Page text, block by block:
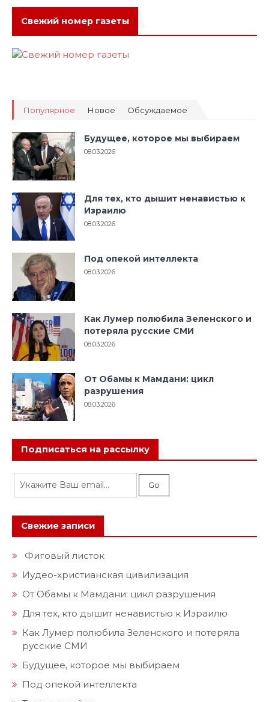
Свежий номер газеты
Популярное Новое Обсуждаемое
Будущее, которое мы выбираем
08.03.2026
Для тех, кто дышит ненавистью к
Израилю
08.03.2026
Под опекой интеллекта
08.03.2026
Как Лумер полюбила Зеленского и
потеряла русские СМИ
08.03.2026
От Обамы к Мамдани: цикл
разрушения
08.03.2026
Подписаться на рассылку
Свежие записи
Фиговый листок
Иудео-христианская цивилизация
От Обамы к Мамдани: цикл разрушения
Для тех, кто дышит ненавистью к Израилю
Как Лумер полюбила Зеленского и потеряла
русские СМИ
Будущее, которое мы выбираем
Под опекой интеллекта